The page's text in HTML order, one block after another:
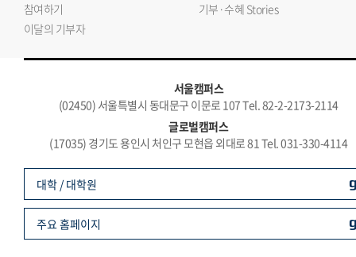
참여하기
기부·수혜 Stories
이달의 기부자
서울캠퍼스
(02450) 서울특별시 동대문구 이문로 107 Tel. 82-2-2173-2114
글로벌캠퍼스
(17035) 경기도 용인시 처인구 모현읍 외대로 81 Tel. 031-330-4114
대학 / 대학원
주요 홈페이지